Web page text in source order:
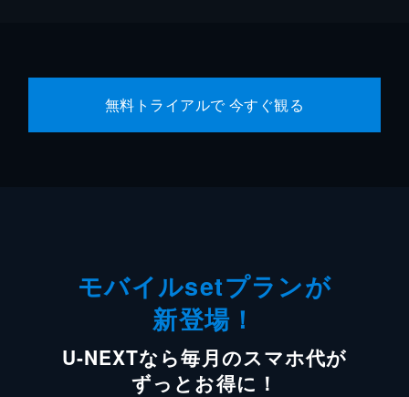
無料トライアルで 今すぐ観る
モバイルsetプランが
新登場！
U-NEXTなら毎月のスマホ代が
ずっとお得に！